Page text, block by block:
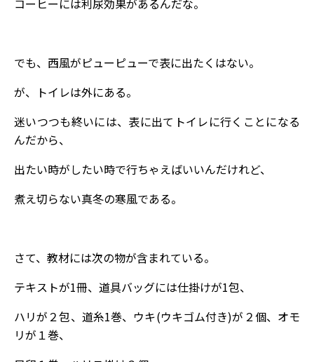
でも、西風がピューピューで表に出たくはない。
が、トイレは外にある。
迷いつつも終いには、表に出てトイレに行くことになる
んだから、
出たい時がしたい時で行ちゃえばいいんだけれど、
煮え切らない真冬の寒風である。
さて、教材には次の物が含まれている。
テキストが1冊、道具バッグには仕掛けが1包、
ハリが２包、道糸1巻、ウキ(ウキゴム付き)が２個、オモ
リが１巻、